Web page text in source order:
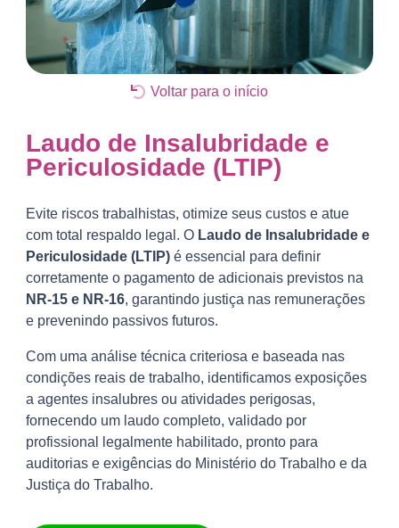
Voltar para o início
Laudo de Insalubridade e
Periculosidade (LTIP)
Evite riscos trabalhistas, otimize seus custos e atue
com total respaldo legal. O Laudo de Insalubridade e
Periculosidade (LTIP) é essencial para definir
corretamente o pagamento de adicionais previstos na
NR-15 e NR-16, garantindo justiça nas remunerações
e prevenindo passivos futuros.
Com uma análise técnica criteriosa e baseada nas
condições reais de trabalho, identificamos exposições
a agentes insalubres ou atividades perigosas,
fornecendo um laudo completo, validado por
profissional legalmente habilitado, pronto para
auditorias e exigências do Ministério do Trabalho e da
Justiça do Trabalho.